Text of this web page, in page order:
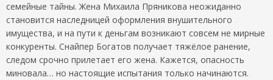
семейные тайны. Жена Михаила Пряникова неожиданно
становится наследницей оформления внушительного
имущества, и на пути к деньгам возникают совсем не мирные
конкуренты. Снайпер Богатов получает тяжёлое ранение,
следом срочно прилетает его жена. Кажется, опасность
миновала… но настоящие испытания только начинаются.